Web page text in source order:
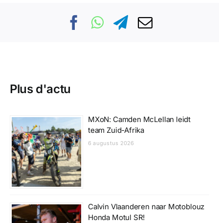
Plus d'actu
MXoN: Camden McLellan leidt
team Zuid-Afrika
6 augustus 2026
Calvin Vlaanderen naar Motoblouz
Honda Motul SR!